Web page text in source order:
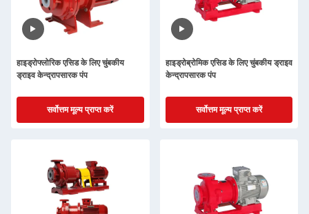
हाइड्रोफ्लोरिक एसिड के लिए चुंबकीय
ड्राइव केन्द्रापसारक पंप
सर्वोत्तम मूल्य प्राप्त करें
हाइड्रोब्रोमिक एसिड के लिए चुंबकीय ड्राइव
केन्द्रापसारक पंप
सर्वोत्तम मूल्य प्राप्त करें